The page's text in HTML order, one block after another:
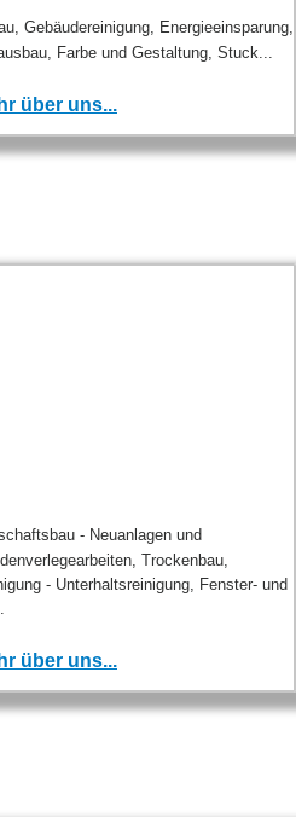
Gebäudereinigung, Energieeinsparung,
Farbe und Gestaltung, Stuck...
über uns...
- Neuanlagen und
Trockenbau,
- Unterhaltsreinigung, Fenster- und
über uns...